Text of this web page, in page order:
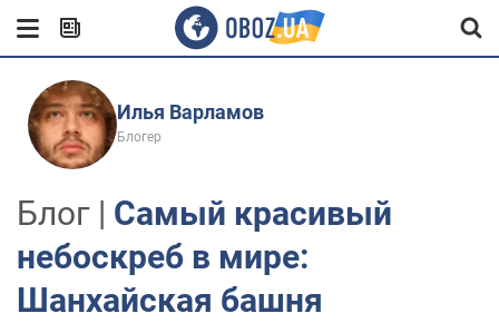
Илья Варламов
Блогер
Блог | Самый красивый
небоскреб в мире:
Шанхайская башня